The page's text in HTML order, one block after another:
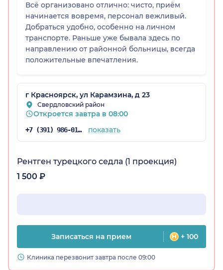
край)
Всё организовано отлично: чисто, приём
начинается вовремя, персонал вежливый.
Добраться удобно, особенно на личном
транспорте. Раньше уже бывала здесь по
направлению от районной больницы, всегда
положительные впечатления.
г Красноярск, ул Карамзина, д 23
Свердловский район
Откроется завтра в 08:00
+7 (391) 986-01-59 показать
Рентген турецкого седла (1 проекция)
1 500 ₽
Записаться на прием + 100
Клиника перезвонит завтра после 09:00